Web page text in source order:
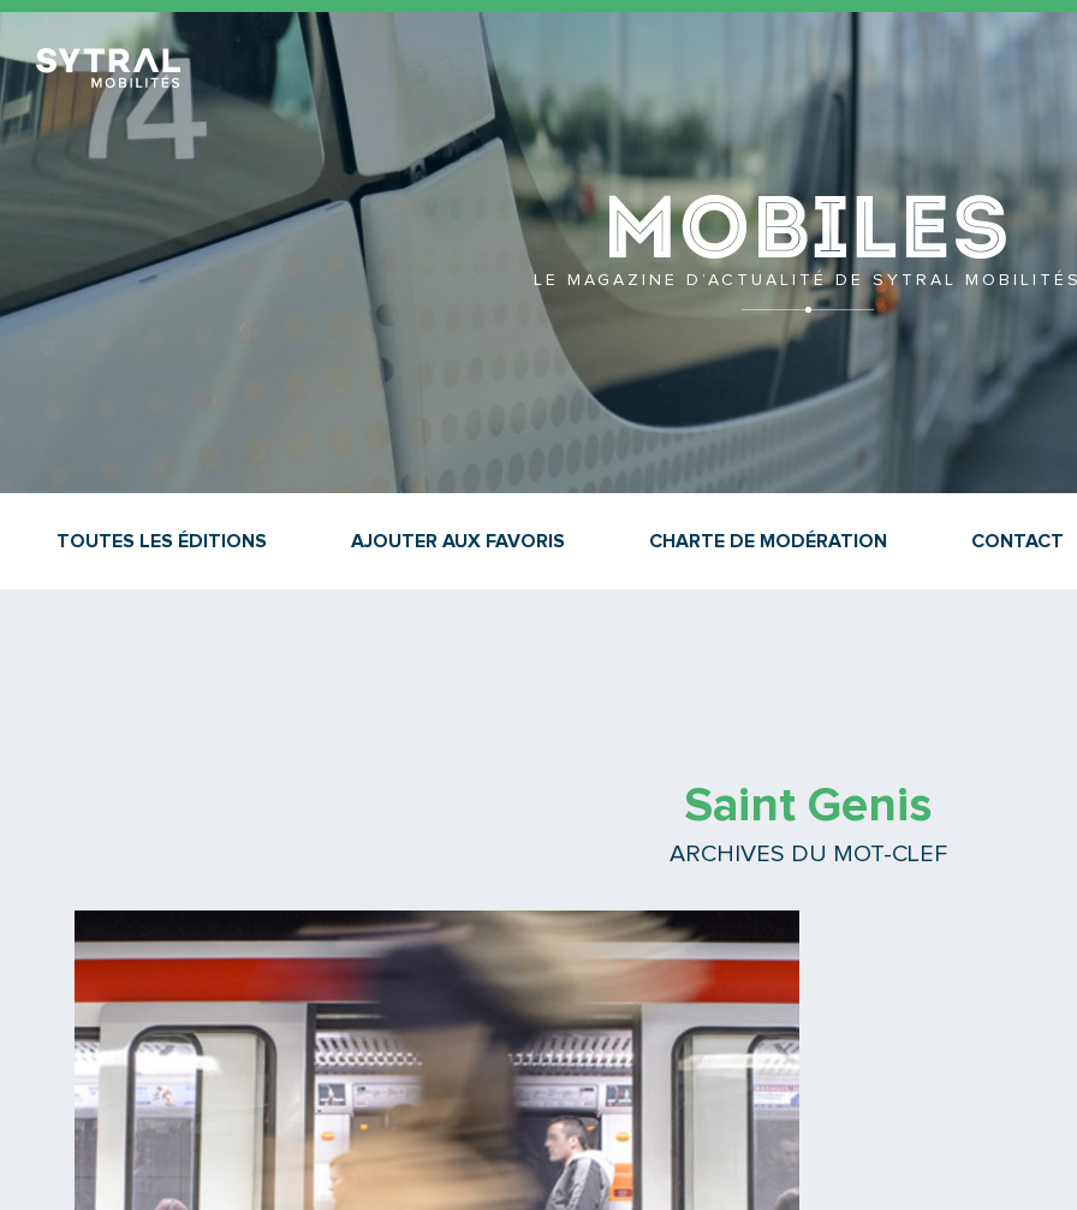
TCL Sytral
LE MAGAZINE D’ACTUALITÉ DE SYTRAL MOBILITÉS
TOUTES LES ÉDITIONS AJOUTER AUX FAVORIS CHARTE DE MODÉRATION CONTACT
Saint Genis
ARCHIVES DU MOT-CLEF